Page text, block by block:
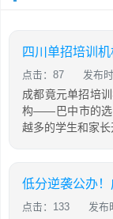
点击：87 发布
成都竟元单招培
构——巴中市的选
越多的学生和家
点击：133 发布